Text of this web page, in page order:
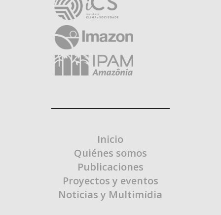
Inicio
Quiénes somos
Publicaciones
Proyectos y eventos
Noticias y Multimídia